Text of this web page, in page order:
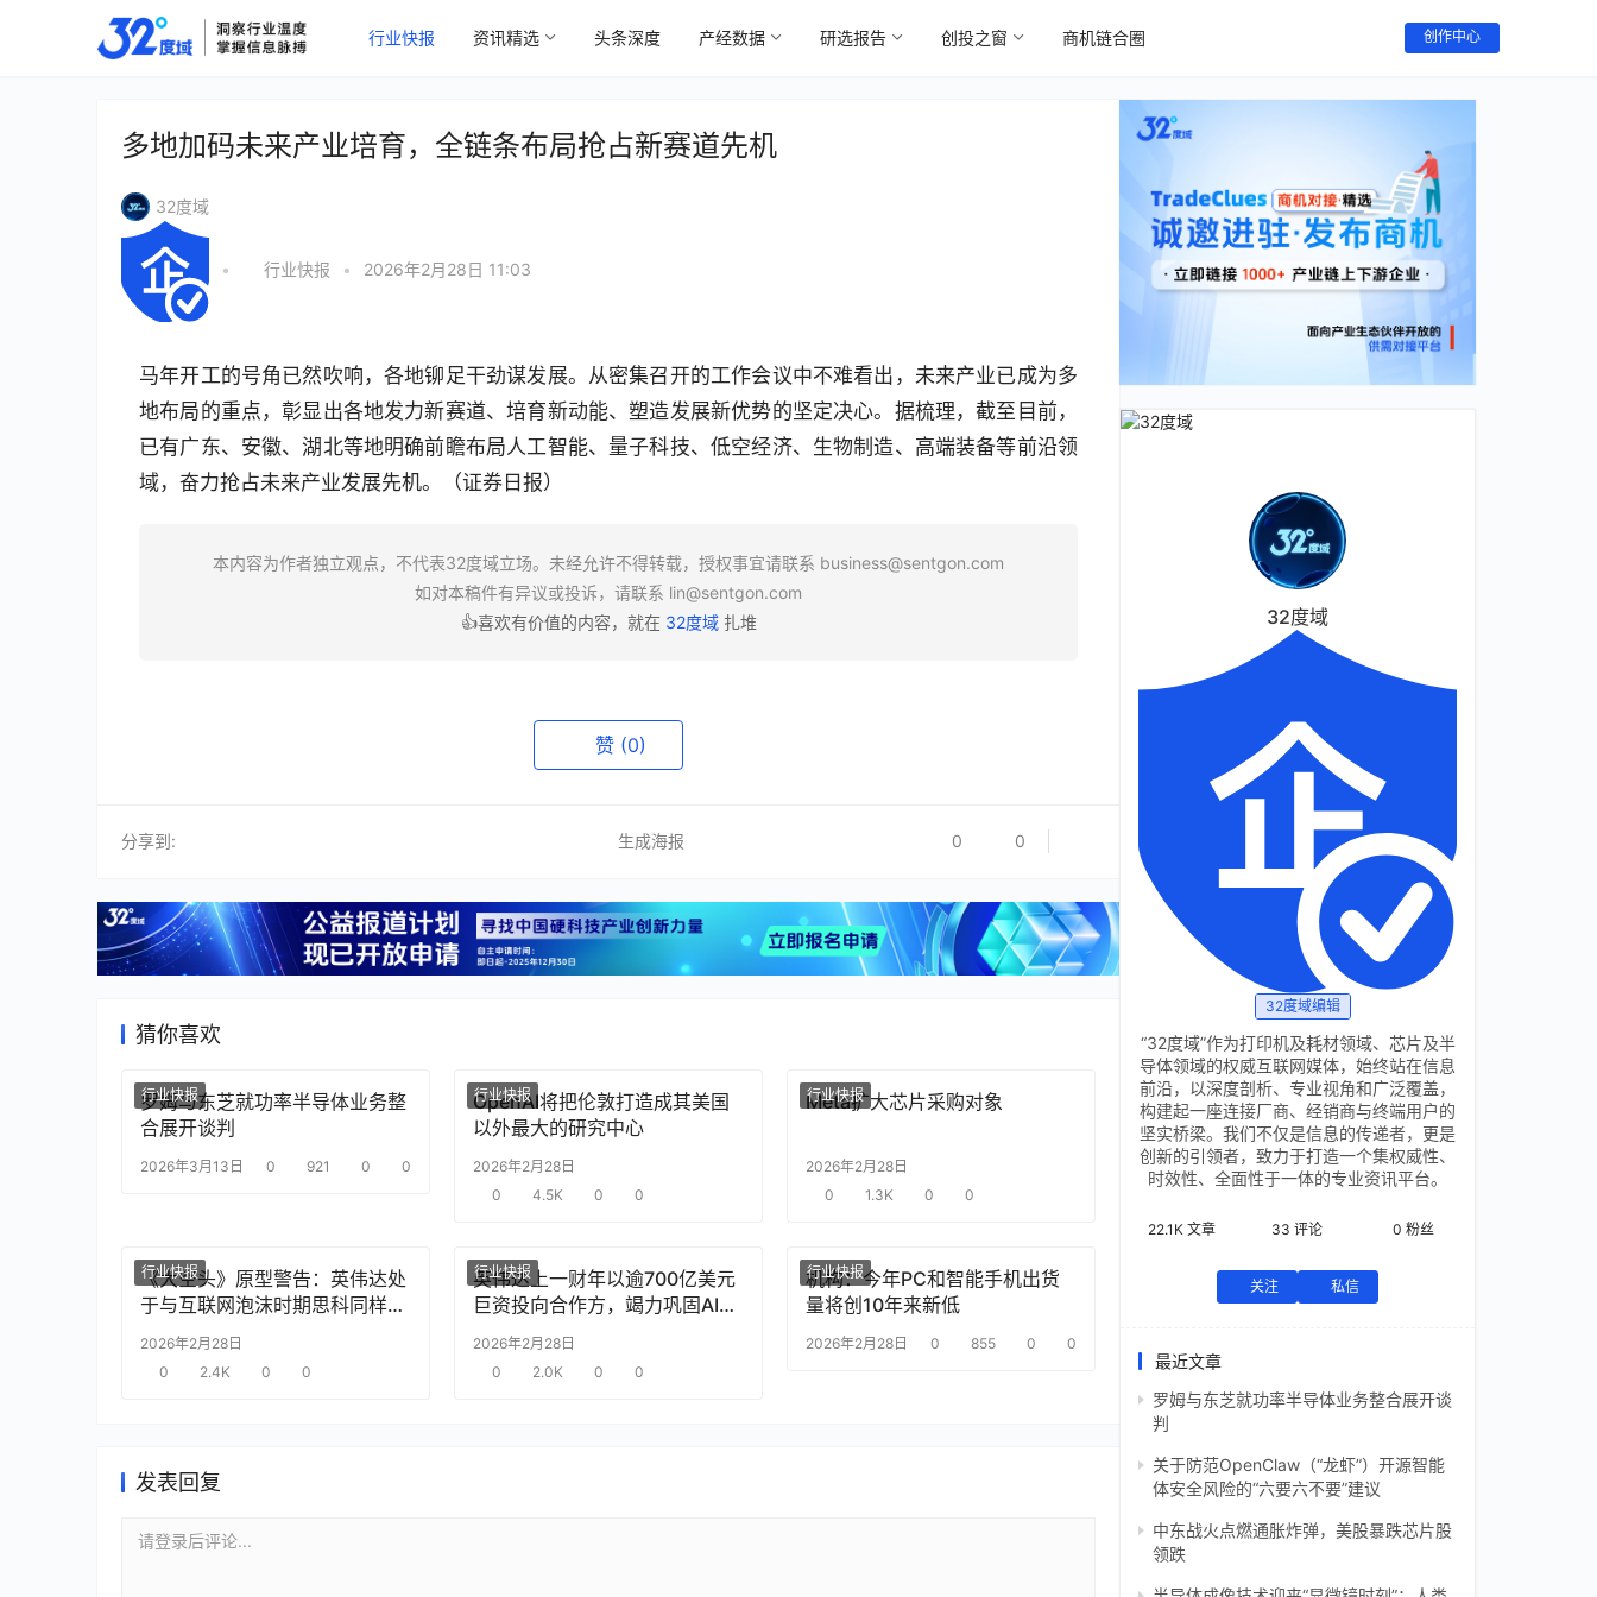
行业快报 资讯精选 头条深度 产经数据 研选报告 创投之窗 商机链合圈 创作中心
多地加码未来产业培育，全链条布局抢占新赛道先机
32度域
• 行业快报 • 2026年2月28日 11:03
马年开工的号角已然吹响，各地铆足干劲谋发展。从密集召开的工作会议中不难看出，未来产业已成为多
地布局的重点，彰显出各地发力新赛道、培育新动能、塑造发展新优势的坚定决心。据梳理，截至目前，
已有广东、安徽、湖北等地明确前瞻布局人工智能、量子科技、低空经济、生物制造、高端装备等前沿领
域，奋力抢占未来产业发展先机。（证券日报）
本内容为作者独立观点，不代表32度域立场。未经允许不得转载，授权事宜请联系 business@sentgon.com
如对本稿件有异议或投诉，请联系 lin@sentgon.com
👍喜欢有价值的内容，就在 32度域扎堆
赞 (0)
分享到: 生成海报 0 0
猜你喜欢
行业快报
罗姆与东芝就功率半导体业务整
合展开谈判
2026年3月13日 0 921 0 0
行业快报
OpenAI将把伦敦打造成其美国
以外最大的研究中心
2026年2月28日
0
4.5K 0 0
行业快报
Meta扩大芯片采购对象
2026年2月28日
0
1.3K 0 0
行业快报
《大空头》原型警告：英伟达处
于与互联网泡沫时期思科同样的
“危险境地”
2026年2月28日
0
2.4K 0 0
行业快报
英伟达上一财年以逾700亿美元
巨资投向合作方，竭力巩固AI芯
片需求
2026年2月28日
0
2.0K 0 0
行业快报
机构：今年PC和智能手机出货
量将创10年来新低
2026年2月28日 0 855 0 0
发表回复
请登录后评论...
32度域
32度域编辑
“32度域”作为打印机及耗材领域、芯片及半
导体领域的权威互联网媒体，始终站在信息
前沿，以深度剖析、专业视角和广泛覆盖，
构建起一座连接厂商、经销商与终端用户的
坚实桥梁。我们不仅是信息的传递者，更是
创新的引领者，致力于打造一个集权威性、
时效性、全面性于一体的专业资讯平台。
22.1K 文章 33 评论 0 粉丝
关注 私信
最近文章
罗姆与东芝就功率半导体业务整合展开谈
判
关于防范OpenClaw（“龙虾”）开源智能
体安全风险的“六要六不要”建议
中东战火点燃通胀炸弹，美股暴跌芯片股
领跌